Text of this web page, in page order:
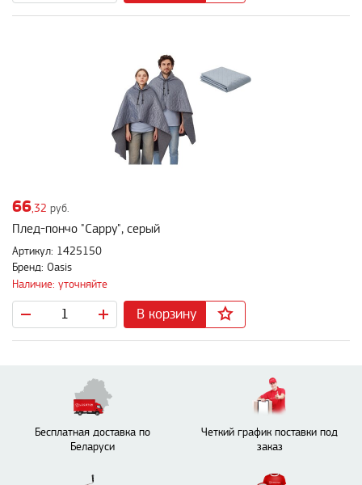
66,32 руб.
Плед-пончо "Cappy", серый
Артикул: 1425150
Бренд: Oasis
Наличие: уточняйте
В корзину
Бесплатная доставка по
Беларуси
Четкий график поставки под
заказ